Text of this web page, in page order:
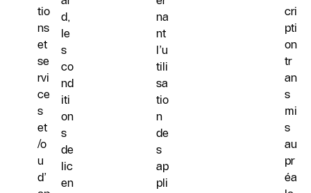
tio
ns
et
se
rvi
ce
s
et
/o
u
d’
d,
le
s
co
nd
iti
on
s
de
lic
en
na
nt
l’u
tili
sa
tio
n
de
s
ap
pli
cri
pti
on
tr
an
s
mi
s
au
pr
éa